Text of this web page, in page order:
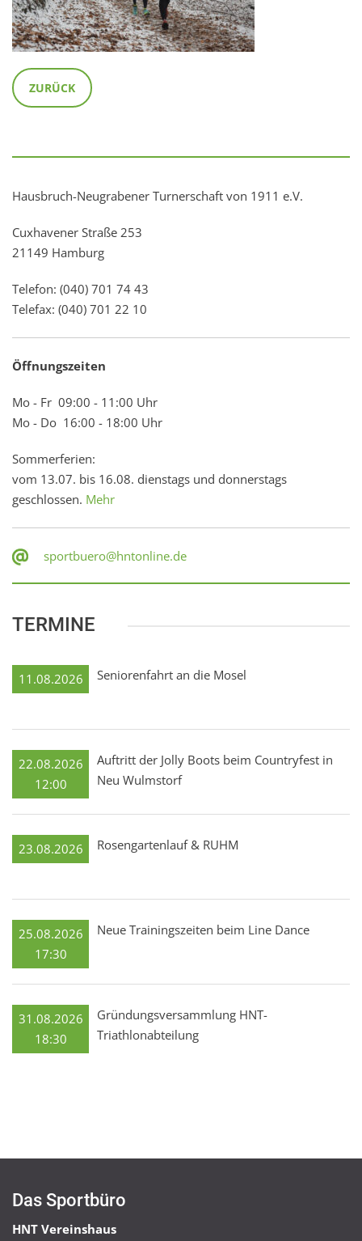
ZURÜCK
Hausbruch-Neugrabener Turnerschaft von 1911 e.V.
Cuxhavener Straße 253
21149 Hamburg
Telefon: (040) 701 74 43
Telefax: (040) 701 22 10
Öffnungszeiten
Mo - Fr 09:00 - 11:00 Uhr
Mo - Do 16:00 - 18:00 Uhr
Sommerferien:
vom 13.07. bis 16.08. dienstags und donnerstags
geschlossen. Mehr
sportbuero@hntonline.de
TERMINE
11.08.2026 Seniorenfahrt an die Mosel
22.08.2026
12:00
Auftritt der Jolly Boots beim Countryfest in
Neu Wulmstorf
23.08.2026 Rosengartenlauf & RUHM
25.08.2026
17:30
Neue Trainingszeiten beim Line Dance
31.08.2026
18:30
Gründungsversammlung HNT-
Triathlonabteilung
Das Sportbüro
HNT Vereinshaus